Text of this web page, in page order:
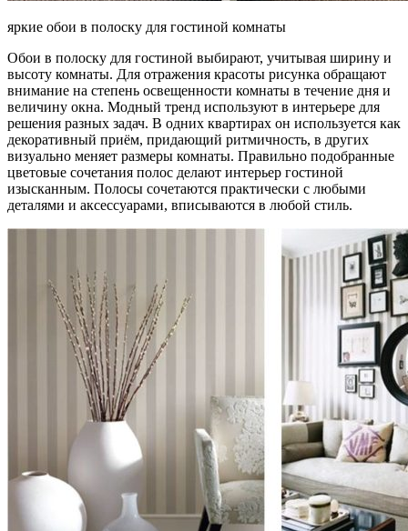
яркие обои в полоску для гостиной комнаты
Обои в полоску для гостиной выбирают, учитывая ширину и
высоту комнаты. Для отражения красоты рисунка обращают
внимание на степень освещенности комнаты в течение дня и
величину окна. Модный тренд используют в интерьере для
решения разных задач. В одних квартирах он используется как
декоративный приём, придающий ритмичность, в других
визуально меняет размеры комнаты. Правильно подобранные
цветовые сочетания полос делают интерьер гостиной
изысканным. Полосы сочетаются практически с любыми
деталями и аксессуарами, вписываются в любой стиль.